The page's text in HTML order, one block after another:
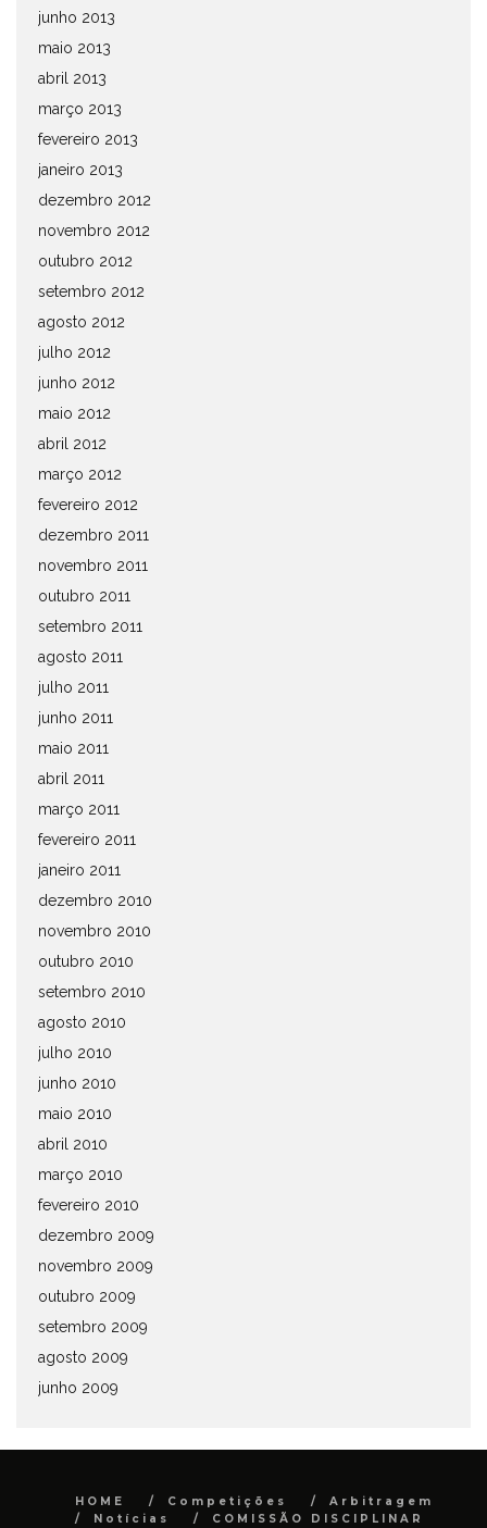
junho 2013
maio 2013
abril 2013
março 2013
fevereiro 2013
janeiro 2013
dezembro 2012
novembro 2012
outubro 2012
setembro 2012
agosto 2012
julho 2012
junho 2012
maio 2012
abril 2012
março 2012
fevereiro 2012
dezembro 2011
novembro 2011
outubro 2011
setembro 2011
agosto 2011
julho 2011
junho 2011
maio 2011
abril 2011
março 2011
fevereiro 2011
janeiro 2011
dezembro 2010
novembro 2010
outubro 2010
setembro 2010
agosto 2010
julho 2010
junho 2010
maio 2010
abril 2010
março 2010
fevereiro 2010
dezembro 2009
novembro 2009
outubro 2009
setembro 2009
agosto 2009
junho 2009
HOME Competições
Arbitragem
Notícias
COMISSÃO DISCIPLINAR